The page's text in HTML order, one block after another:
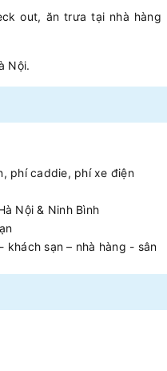
out, ăn trưa tại nhà hàng
Nội.
phí caddie, phí xe điện
Nội & Ninh Bình
khách sạn – nhà hàng - sân